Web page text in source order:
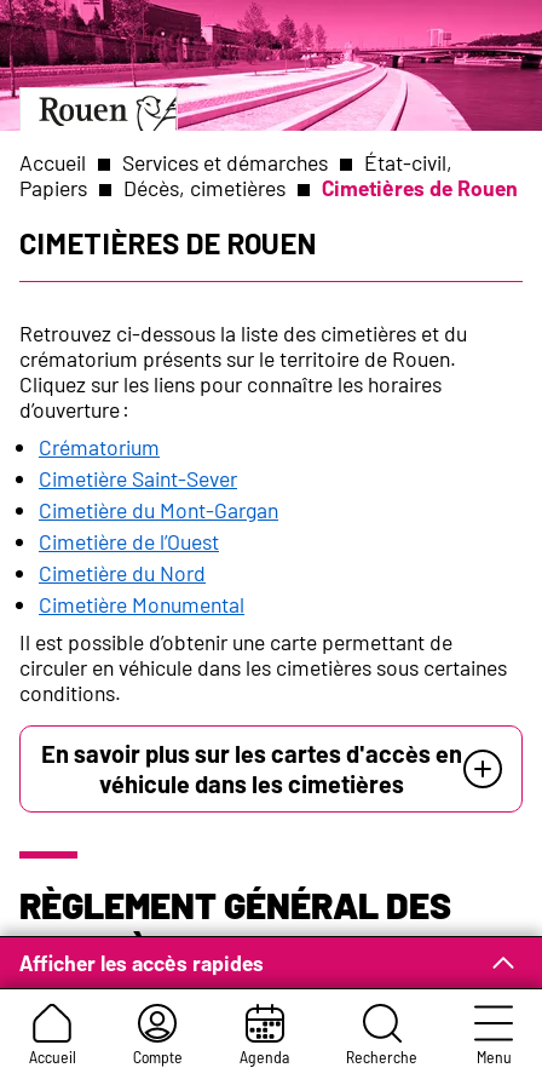
Aller
au
contenu
principal
Aller
à
page
d’accueil
Slide
1
of
1
Accueil Compte Agenda Recherche Menu
Fil
d'Ariane
Accueil Services et démarches
État-civil,
Papiers
Décès, cimetières Cimetières de Rouen
Cimetières de Rouen
Afficher les accès rapides
Retrouvez ci-dessous la liste des cimetières et du
crématorium présents sur le territoire de Rouen.
Cliquez sur les liens pour connaître les horaires
d’ouverture :
Crématorium
Cimetière Saint-Sever
Cimetière du Mont-Gargan
Cimetière de l’Ouest
Cimetière du Nord
Cimetière Monumental
Il est possible d’obtenir une carte permettant de
circuler en véhicule dans les cimetières sous certaines
conditions.
En savoir plus sur les cartes d'accès en
véhicule dans les cimetières
Règlement général des
cimetières
Les cimetières de Rouen sont soumis à un règlement
disponible en téléchargement en cliquant sur le lien ci-
dessous.